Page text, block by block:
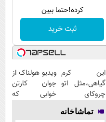
کرده!حتما ببین
ثبت خرید
این کرم
گیاهی،مثل اتو
چروکای
پوستتوصاف
میکنه!50%تخفیف
ویدیو هولناک از
جوان کارتن
خوابی که
تماشاخانه